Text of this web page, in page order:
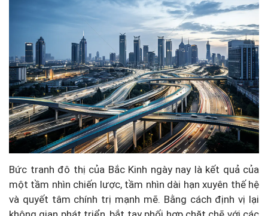
Bức tranh đô thị của Bắc Kinh ngày nay là kết quả của
một tầm nhìn chiến lược, tầm nhìn dài hạn xuyên thế hệ
và quyết tâm chính trị mạnh mẽ. Bằng cách định vị lại